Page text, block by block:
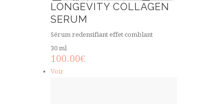
LONGEVITY COLLAGEN
SERUM
Sérum redensifiant effet comblant
30 ml
100.00€
Voir